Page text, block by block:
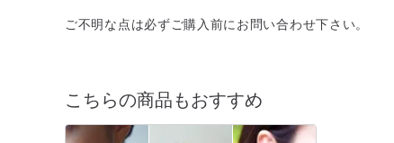
ご不明な点は必ずご購入前にお問い合わせ下さい。
こちらの商品もおすすめ